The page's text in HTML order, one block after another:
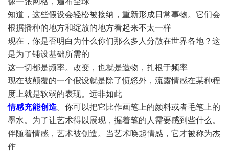
知道，这些假设会轻松被接纳，重新形成日常事物。它们会
根据播种的地方和绽放的地方看起来不太一样
现在，你是否明白为什么你们那么多人分散在世界各地？这
是为了铺设基础所需的
这一切都是频率。改变，也就是造物，扎根于频率
现在被颠覆的一个假设就是除了愤怒外，流露情感在某种程
度上就是软弱的表现。远非如此
情感充能创造。你可以把它比作画笔上的颜料或者毛笔上的
墨水。为了让艺术得以展现，握着笔的人需要感到些什么。
伴随着情感，艺术被创造。当艺术唤起情感，它才被称为杰
作